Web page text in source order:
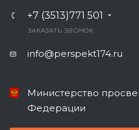
+7 (3513)771 501
ЗАКАЗАТЬ ЗВОНОК
info@perspekt174.ru
Министерство
Федерации